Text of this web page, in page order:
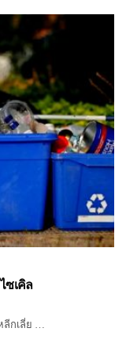
ซเคิล
ลีกเลี่ย …